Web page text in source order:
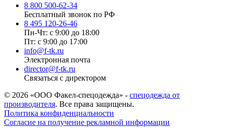
8 800 500-62-34
Бесплатный звонок по РФ
8 495 120-26-46
Пн-Чт: с 9:00 до 18:00
Пт: с 9:00 до 17:00
info@f-tk.ru
Электронная почта
director@f-tk.ru
Связаться с директором
© 2026 «ООО Факел-спецодежда» - спецодежда от
производителя. Все права защищены.
Политика конфиденциальности
Согласие на получение рекламной информации